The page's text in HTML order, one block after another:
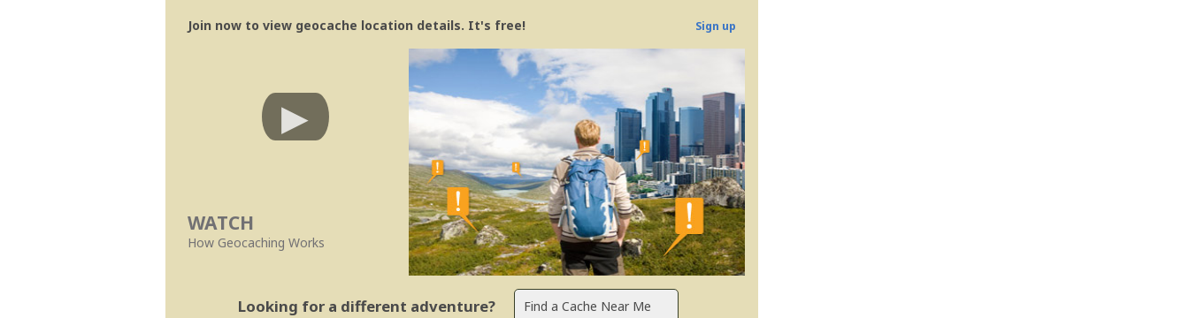
Join now to view geocache location details. It's free! Sign up
WATCH
How Geocaching Works
Looking for a different adventure?